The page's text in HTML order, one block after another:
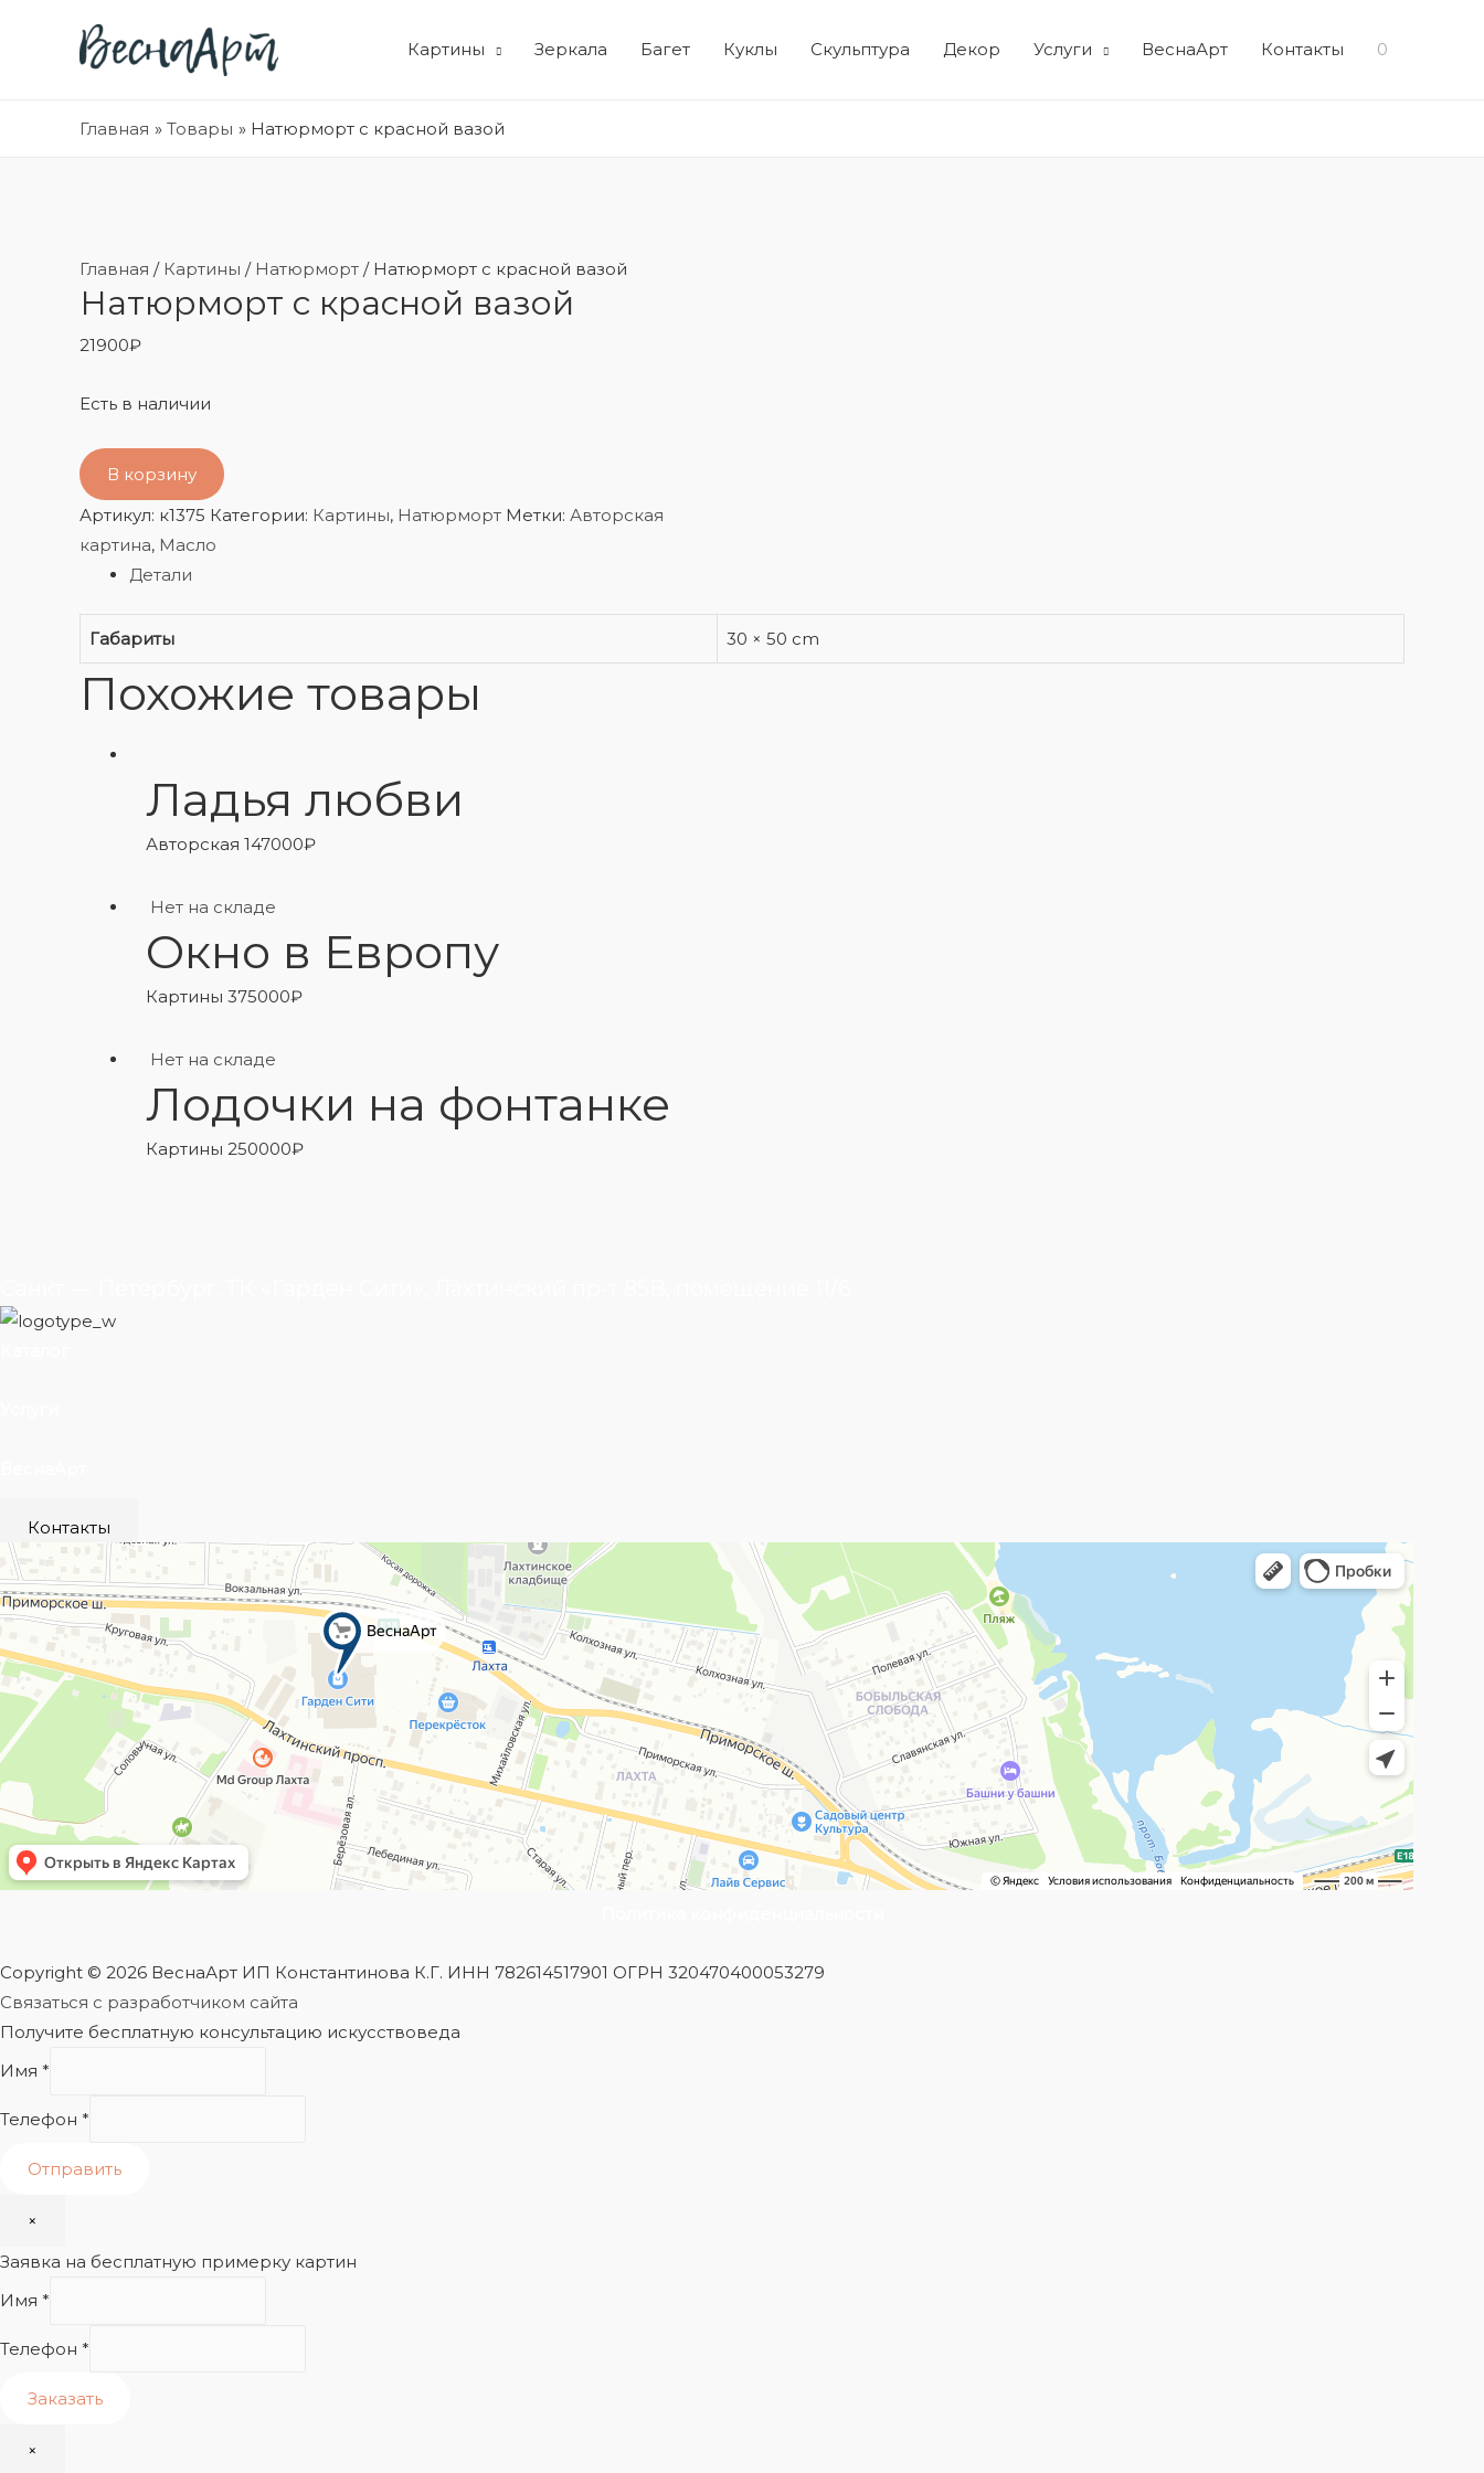
Картины Зеркала Багет Куклы Скульптура Декор Услуги ВеснаАрт Контакты 0
Главная Товары Натюрморт с красной вазой
Главная / Картины / Натюрморт / Натюрморт с красной вазой
Натюрморт с красной вазой
21900₽
Есть в наличии
В корзину
Артикул: к1375 Категории: Картины, Натюрморт Метки: Авторская
картина, Масло
Детали
Габариты 30 × 50 cm
Похожие товары
Ладья любви
Авторская 147000₽
Нет на складе
Окно в Европу
Картины 375000₽
Нет на складе
Лодочки на фонтанке
Картины 250000₽
Контакты
Copyright © 2026 ВеснаАрт ИП Константинова К.Г. ИНН 782614517901 ОГРН 320470400053279
Связаться с разработчиком сайта
Получите бесплатную консультацию искусствоведа
Имя *
Телефон *
Отправить
×
Заявка на бесплатную примерку картин
Имя *
Телефон *
Заказать
×